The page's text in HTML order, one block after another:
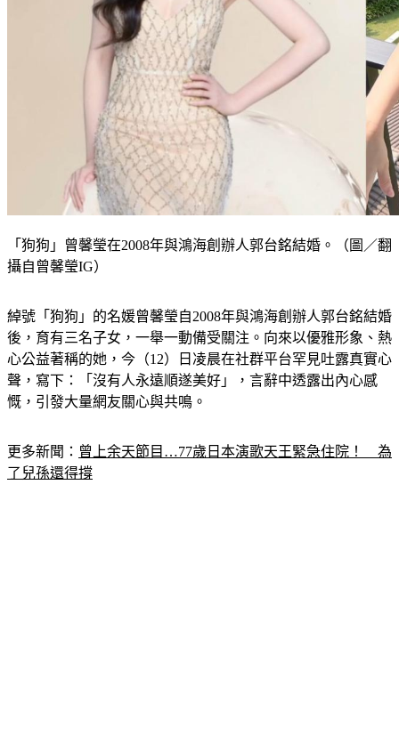
攝自曾馨瑩IG）
後，育有三名子女，一舉一動備受關注。向來以優雅形象、熱
心公益著稱的她，今（12）日凌晨在社群平台罕見吐露真實心
聲，寫下：「沒有人永遠順遂美好」，言辭中透露出內心感
慨，引發大量網友關心與共鳴。
了兒孫還得撐